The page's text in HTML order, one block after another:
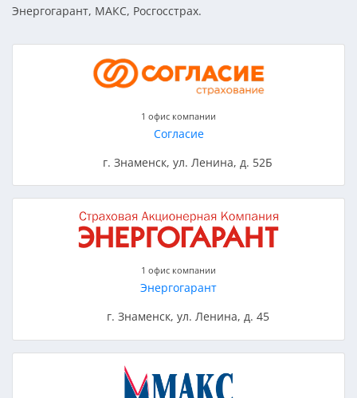
Энергогарант, МАКС, Росгосстрах.
1 офис компании
Согласие
г. Знаменск, ул. Ленина, д. 52Б
1 офис компании
Энергогарант
г. Знаменск, ул. Ленина, д. 45